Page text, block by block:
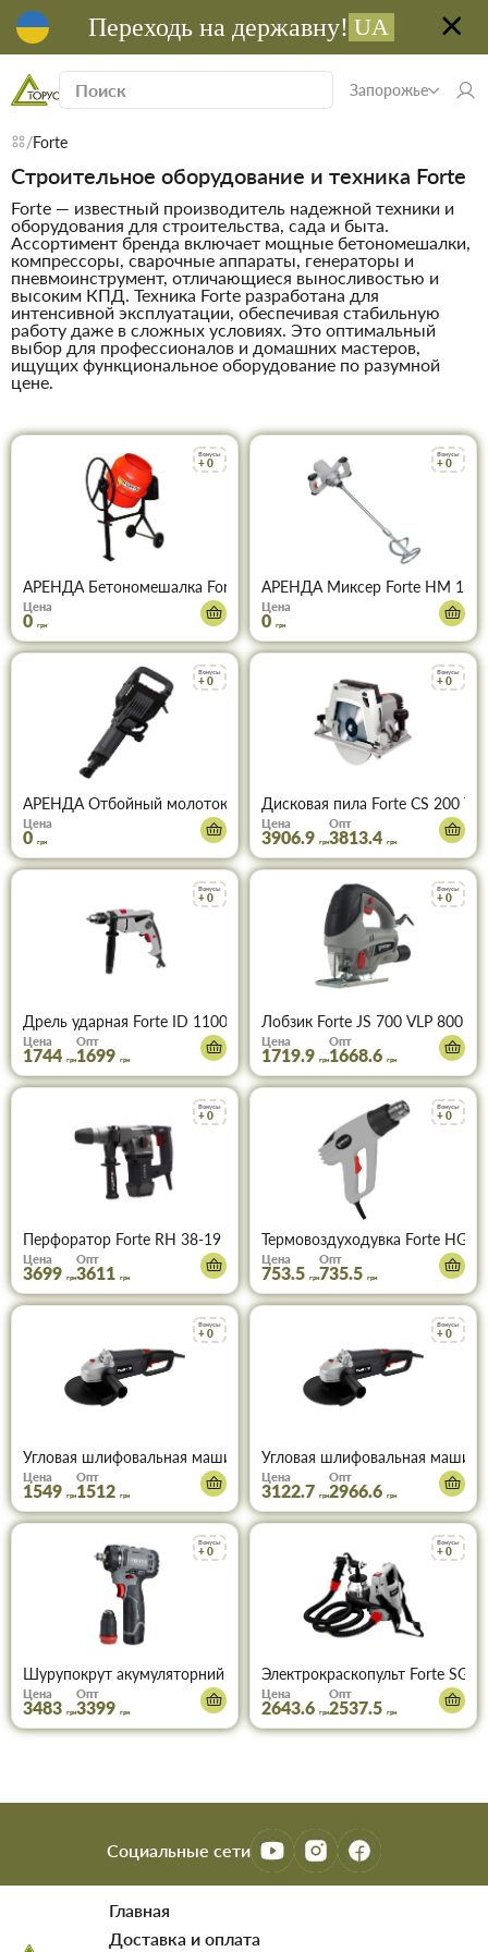
Переходь на державну! UA
Запорожье
Forte
Строительное оборудование и техника Forte
Forte — известный производитель надежной техники и
оборудования для строительства, сада и быта.
Ассортимент бренда включает мощные бетономешалки,
компрессоры, сварочные аппараты, генераторы и
пневмоинструмент, отличающиеся выносливостью и
высоким КПД. Техника Forte разработана для
интенсивной эксплуатации, обеспечивая стабильную
работу даже в сложных условиях. Это оптимальный
выбор для профессионалов и домашних мастеров,
ищущих функциональное оборудование по разумной
цене.
Бонусы
+ 0
АРЕНДА Бетономешалка Forte EW8160P 160л.120л готовая
Цена
0 грн
Бонусы
+ 0
АРЕНДА Миксер Forte HM
Цена
0 грн
Бонусы
+ 0
АРЕНДА Отбойный молоток HEX-DH 2360 AVC FORTE
Цена
0 грн
Бонусы
+ 0
Дисковая пила Forte СS 200
Цена
3906.9 грн
Опт
3813.4 грн
Бонусы
+ 0
Дрель ударная Forte ID 1100 VR 1100 Вт
Цена
1744 грн
Опт
1699 грн
Бонусы
+ 0
Лобзик Forte JS 700 VLP 800 Вт
Цена
1719.9 грн
Опт
1668.6 грн
Бонусы
+ 0
Перфоратор Forte RH 38-19 RV 1900 Вт
Цена
3699 грн
Опт
3611 грн
Бонусы
+ 0
Термовоздуходувка Forte HG
Цена
753.5 грн
Опт
735.5 грн
Бонусы
+ 0
Угловая шлифовальная машина Forte АG 10-125 1000 Вт, 125
Цена
1549 грн
Опт
1512 грн
Бонусы
+ 0
Угловая шлифовальная
Цена
3122.7 грн
Опт
2966.6 грн
Бонусы
+ 0
Шурупокрут акумуляторний FORTE CDR-21ASC
Цена
3483 грн
Опт
3399 грн
Бонусы
+ 0
Электрокраскопульт Forte SG
Цена
2643.6 грн
Опт
2537.5 грн
Социальные сети
Главная
Доставка и оплата